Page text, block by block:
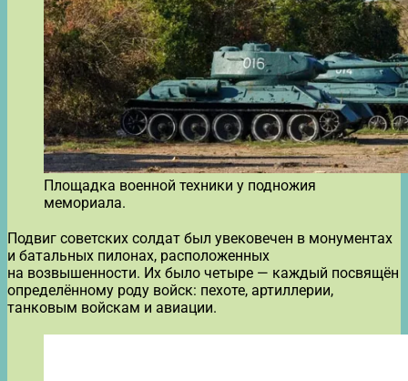
Площадка военной техники у подножия
мемориала.
Подвиг советских солдат был увековечен в монументах
и батальных пилонах, расположенных
на возвышенности. Их было четыре — каждый посвящён
определённому роду войск: пехоте, артиллерии,
танковым войскам и авиации.